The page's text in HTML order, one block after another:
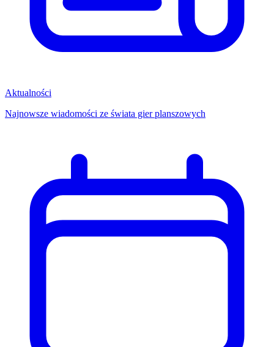
Aktualności
Najnowsze wiadomości ze świata gier planszowych